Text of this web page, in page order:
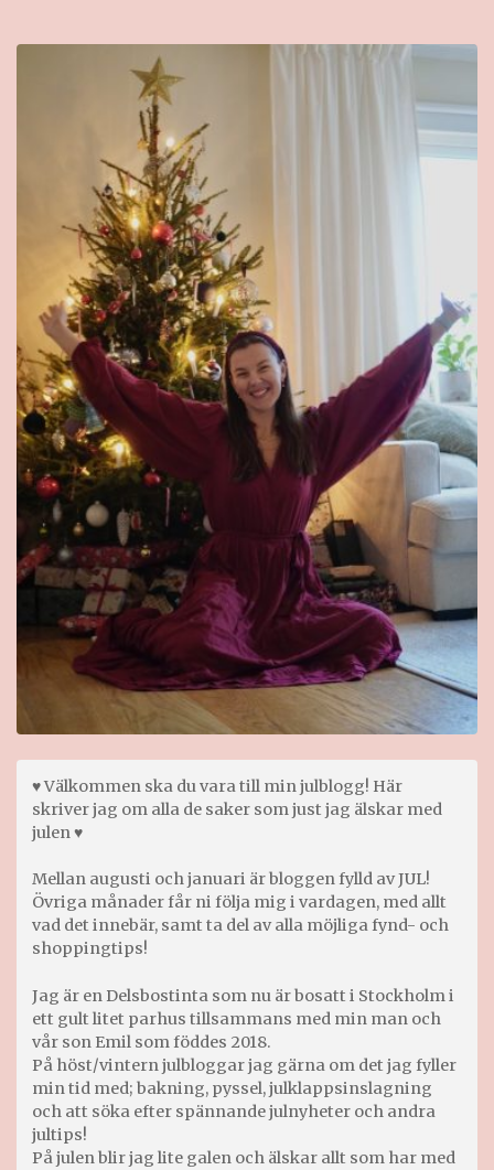
♥ Välkommen ska du vara till min julblogg! Här
skriver jag om alla de saker som just jag älskar med
julen ♥
Mellan augusti och januari är bloggen fylld av JUL!
Övriga månader får ni följa mig i vardagen, med allt
vad det innebär, samt ta del av alla möjliga fynd- och
shoppingtips!
Jag är en Delsbostinta som nu är bosatt i Stockholm i
ett gult litet parhus tillsammans med min man och
vår son Emil som föddes 2018.
På höst/vintern julbloggar jag gärna om det jag fyller
min tid med; bakning, pyssel, julklappsinslagning
och att söka efter spännande julnyheter och andra
jultips!
På julen blir jag lite galen och älskar allt som har med